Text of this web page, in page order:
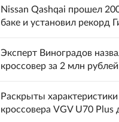
Nissan Qashqai прошел
баке и установил рекорд
Эксперт Виноградов
кроссовер за 2 млн рублей
Раскрыты
кроссовера VGV U70 Plus